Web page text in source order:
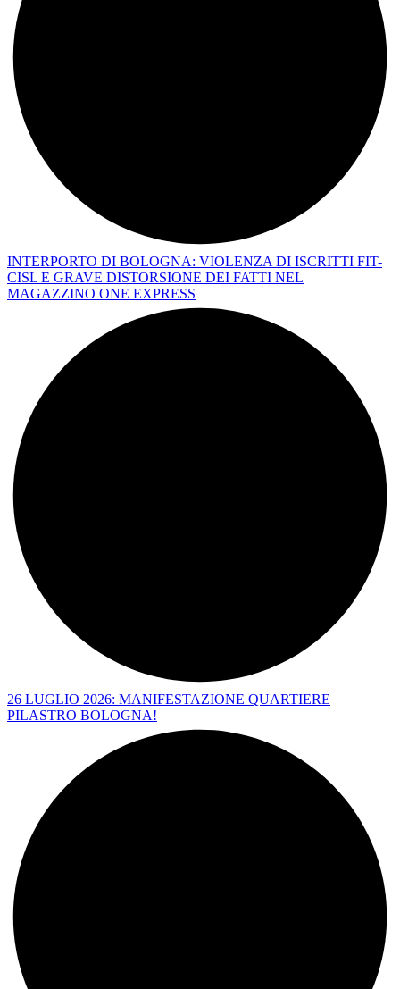
INTERPORTO DI BOLOGNA: VIOLENZA DI ISCRITTI FIT-
CISL E GRAVE DISTORSIONE DEI FATTI NEL
MAGAZZINO ONE EXPRESS
26 LUGLIO 2026: MANIFESTAZIONE QUARTIERE
PILASTRO BOLOGNA!